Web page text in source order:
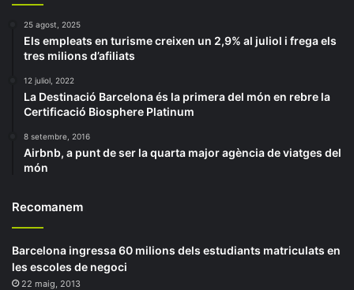
25 agost, 2025
Els empleats en turisme creixen un 2,9% al juliol i frega els
tres milions d’afiliats
12 juliol, 2022
La Destinació Barcelona és la primera del món en rebre la
Certificació Biosphere Platinum
8 setembre, 2016
Airbnb, a punt de ser la quarta major agència de viatges del
món
Recomanem
Barcelona ingressa 60 milions dels estudiants matriculats en
les escoles de negoci
22 maig, 2013